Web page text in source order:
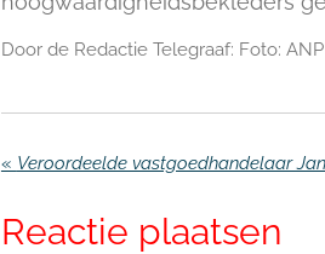
Door de Redactie Telegraaf: Foto: ANP
«
Reactie plaatsen